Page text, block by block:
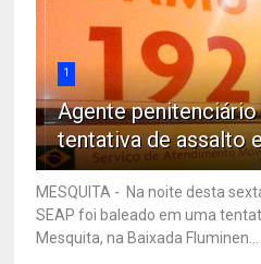
1
Agente
tentativa de assalto
MESQUITA - Na noite desta
SEAP foi baleado em uma
Mesquita, na Baixada Fluminen...